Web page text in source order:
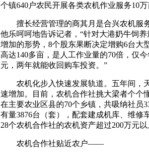
个镇640户农民开展各类农机作业服务10
擅长经营管理的商其月是合兴农机服务
他乐呵呵地告诉记者，“针对大港奶牛饲
增加的形势，8个股东果断决定增购6台大
高达140多亩，是人工作业量的70倍，仅
元，两年就能收回购车投资。”
农机化步入快速发展轨道。五年间，
速增加。目前，农机合作社挑大梁者个个
在主要农业区县的70个乡镇，共吸纳社员
有量3876台（套），配套建成机库、维修
28个农机合作社的农机资产超过200万元以
农机合作社贴近农户——